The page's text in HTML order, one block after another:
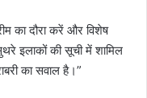
का दौरा करें और विशेष
इलाकों की सूची में शामिल
का सवाल है।”